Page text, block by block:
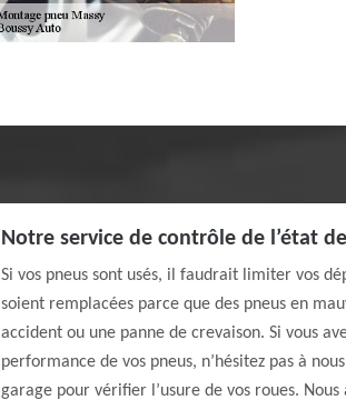
Notre service de contrôle de l’état
Si vos pneus sont usés, il faudrait limiter vos
soient remplacées parce que des pneus en
accident ou une panne de crevaison. Si vous
performance de vos pneus, n’hésitez pas à
garage pour vérifier l’usure de vos roues.